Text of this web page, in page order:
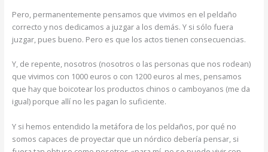
Pero, permanentemente pensamos que vivimos en el peldaño
correcto y nos dedicamos a juzgar a los demás. Y si sólo fuera
juzgar, pues bueno. Pero es que los actos tienen consecuencias.
Y, de repente, nosotros (nosotros o las personas que nos rodean)
que vivimos con 1000 euros o con 1200 euros al mes, pensamos
que hay que boicotear los productos chinos o camboyanos (me da
igual) porque allí no les pagan lo suficiente.
Y si hemos entendido la metáfora de los peldaños, por qué no
somos capaces de proyectar que un nórdico debería pensar, si